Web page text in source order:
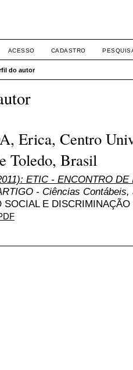
ACESSO CADASTRO
do autor
Erica, Centro
Toledo, Brasil
ETIC - ENCONTRO
- Ciências Contábeis,
SOCIAL E DISCRIMINAÇÃO